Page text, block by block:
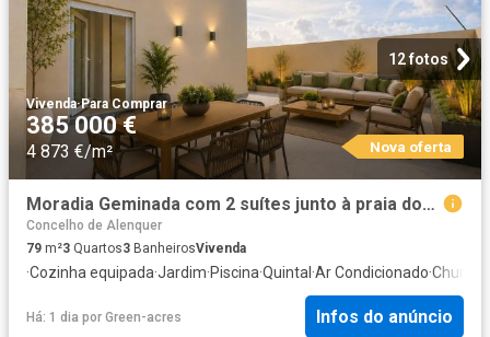
12 fotos
Vivenda·Para Comprar
385 000 €
4 873 €/m² Nova oferta
Moradia Geminada com 2 suítes junto à praia dos Supertubos 79m² Atouguia Da Baleia
Concelho de Alenquer
79 m²3 Quartos3 BanheirosVivenda
·Cozinha equipada·Jardim·Piscina·Quintal ·Ar Condicionado·
Há: 1 dia por Green-acres Infos do anúncio